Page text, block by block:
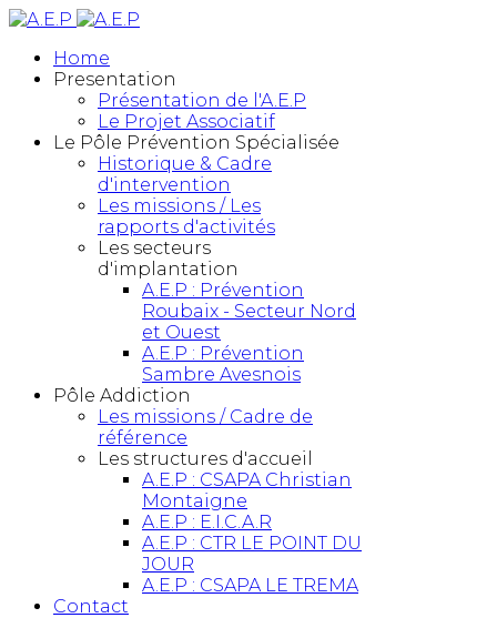
Home
Presentation
Présentation de l'A.E.P
Le Projet Associatif
Le Pôle Prévention Spécialisée
Historique & Cadre
d'intervention
Les missions / Les
rapports d'activités
Les secteurs
d'implantation
A.E.P : Prévention
Roubaix - Secteur Nord
et Ouest
A.E.P : Prévention
Sambre Avesnois
Pôle Addiction
Les missions / Cadre de
référence
Les structures d'accueil
A.E.P : CSAPA Christian
Montaigne
A.E.P : E.I.C.A.R
A.E.P : CTR LE POINT DU
JOUR
A.E.P : CSAPA LE TREMA
Contact